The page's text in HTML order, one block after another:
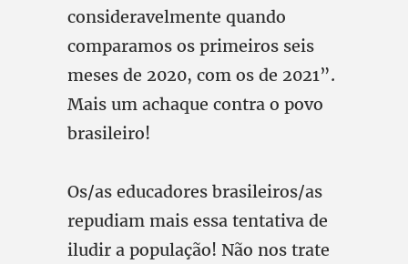
consideravelmente quando
comparamos os primeiros seis
meses de 2020, com os de 2021”.
Mais um achaque contra o povo
brasileiro!
Os/as educadores brasileiros/as
repudiam mais essa tentativa de
iludir a população! Não nos trate